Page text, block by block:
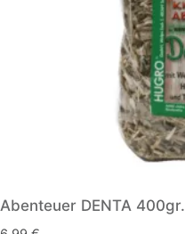
Abenteuer DENTA 400gr.